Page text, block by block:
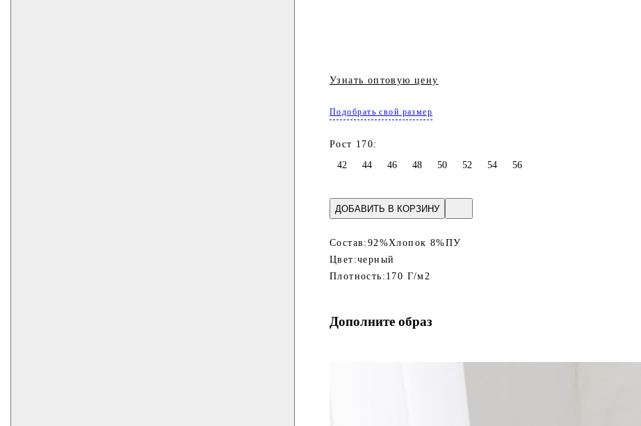
Узнать оптовую цену
Подобрать свой размер
Рост 170:
42
44 46 48 50 52 54 56
ДОБАВИТЬ В КОРЗИНУ
Состав: 92%Хлопок 8%ПУ
Цвет:черный
Плотность: 170 Г/м2
Дополните образ